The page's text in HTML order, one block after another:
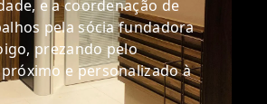
e a coordenação de
pela sócia fundadora
prezando pelo
e personalizado à